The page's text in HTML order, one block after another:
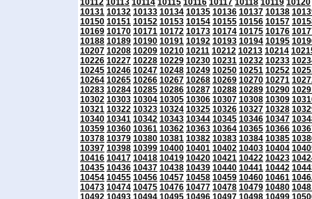
10112 10113 10114 10115 10116 10117 10118 10119 10120
10131 10132 10133 10134 10135 10136 10137 10138
10150 10151 10152 10153 10154 10155 10156 10157
10169 10170 10171 10172 10173 10174 10175 10176
10188 10189 10190 10191 10192 10193 10194 10195
10207 10208 10209 10210 10211 10212 10213 10214
10226 10227 10228 10229 10230 10231 10232 10233
10245 10246 10247 10248 10249 10250 10251 10252
10264 10265 10266 10267 10268 10269 10270 10271
10283 10284 10285 10286 10287 10288 10289 10290
10302 10303 10304 10305 10306 10307 10308 10309
10321 10322 10323 10324 10325 10326 10327 10328
10340 10341 10342 10343 10344 10345 10346 10347
10359 10360 10361 10362 10363 10364 10365 10366
10378 10379 10380 10381 10382 10383 10384 10385
10397 10398 10399 10400 10401 10402 10403 10404
10416 10417 10418 10419 10420 10421 10422 10423
10435 10436 10437 10438 10439 10440 10441 10442
10454 10455 10456 10457 10458 10459 10460 10461
10473 10474 10475 10476 10477 10478 10479 10480
10492 10493 10494 10495 10496 10497 10498 10499